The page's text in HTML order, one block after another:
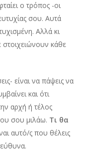
ο τρόπος -οι
σου. Αυτά
Αλλά κι
στοιχειώνουν κάθε
είναι να πάψεις να
και ότι
αρχή ή τέλος
σου μιλάω. Τι θα
αυτό/ς που θέλεις